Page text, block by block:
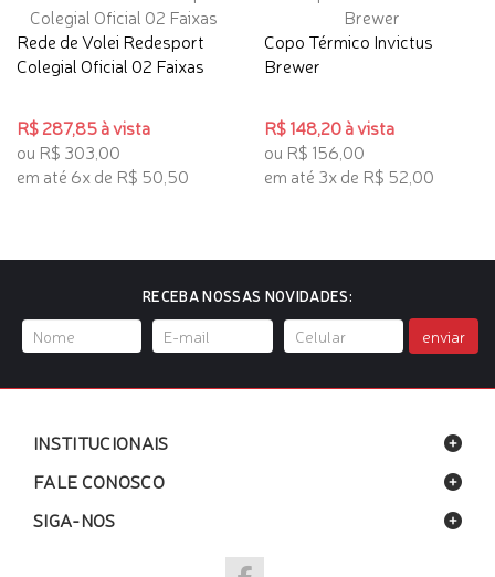
Rede de Volei Redesport
Colegial Oficial 02 Faixas
R$ 287,85 à vista
ou R$ 303,00
em até 6x de R$ 50,50
Copo Térmico Invictus
Brewer
R$ 148,20 à vista
ou R$ 156,00
em até 3x de R$ 52,00
RECEBA NOSSAS NOVIDADES:
enviar
INSTITUCIONAIS
FALE CONOSCO
SIGA-NOS